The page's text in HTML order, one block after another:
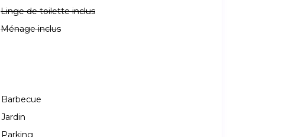
Linge de toilette inclus
Ménage inclus
Barbecue
Jardin
Parking